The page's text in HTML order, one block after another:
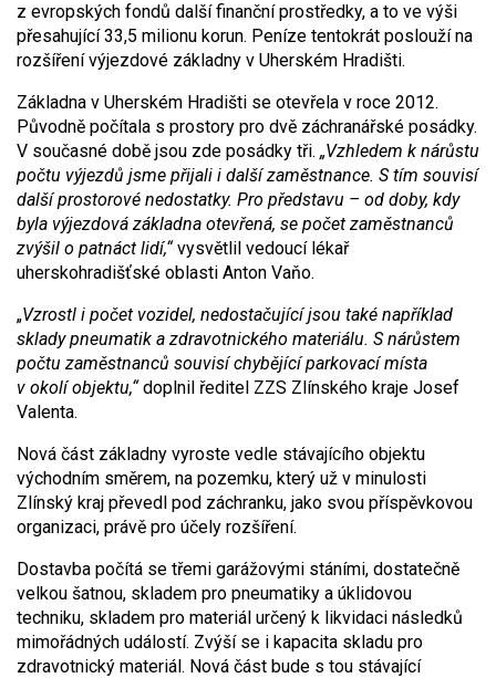
z evropských fondů další finanční prostředky, a to ve výši
přesahující 33,5 milionu korun. Peníze tentokrát poslouží na
rozšíření výjezdové základny v Uherském Hradišti.
Základna v Uherském Hradišti se otevřela v roce 2012.
Původně počítala s prostory pro dvě záchranářské posádky.
V současné době jsou zde posádky tři. „Vzhledem k nárůstu
počtu výjezdů jsme přijali i další zaměstnance. S tím souvisí
další prostorové nedostatky. Pro představu – od doby, kdy
byla výjezdová základna otevřená, se počet zaměstnanců
zvýšil o patnáct lidí,“vysvětlil vedoucí lékař
uherskohradišťské oblasti Anton Vaňo.
„Vzrostl i počet vozidel, nedostačující jsou také například
sklady pneumatik a zdravotnického materiálu. S nárůstem
počtu zaměstnanců souvisí chybějící parkovací místa
v okolí objektu,“doplnil ředitel ZZS Zlínského kraje Josef
Valenta.
Nová část základny vyroste vedle stávajícího objektu
východním směrem, na pozemku, který už v minulosti
Zlínský kraj převedl pod záchranku, jako svou příspěvkovou
organizaci, právě pro účely rozšíření.
Dostavba počítá se třemi garážovými stáními, dostatečně
velkou šatnou, skladem pro pneumatiky a úklidovou
techniku, skladem pro materiál určený k likvidaci následků
mimořádných událostí. Zvýší se i kapacita skladu pro
zdravotnický materiál. Nová část bude s tou stávající